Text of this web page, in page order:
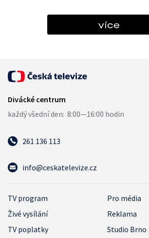
více
261 136 113
info@ceskatelevize.cz
TV program
Pro média
Živé vysílání
Reklama
TV poplatky
Studio Brno